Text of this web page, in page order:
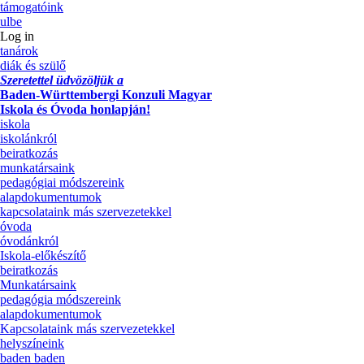
támogatóink
ulbe
Log in
tanárok
diák és szülő
Szeretettel üdvözöljük a
Baden-Württembergi Konzuli Magyar
Iskola és Óvoda honlapján!
iskola
iskolánkról
beiratkozás
munkatársaink
pedagógiai módszereink
alapdokumentumok
kapcsolataink más szervezetekkel
óvoda
óvodánkról
Iskola-előkészítő
beiratkozás
Munkatársaink
pedagógia módszereink
alapdokumentumok
Kapcsolataink más szervezetekkel
helyszíneink
baden baden